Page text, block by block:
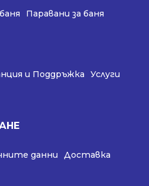
Паравани за баня
и Поддръжка
Услуги
данни
Доставка